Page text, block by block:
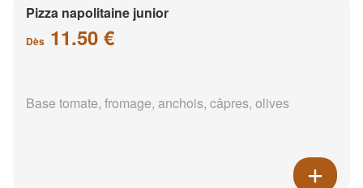
Pizza napolitaine junior
Dès 11.50 €
Base tomate, fromage, anchois, câpres, olives